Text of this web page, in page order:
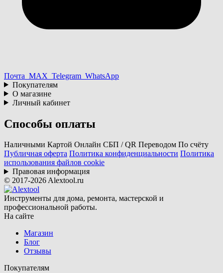
Почта MAX Telegram WhatsApp
Покупателям
О магазине
Личный кабинет
Способы оплаты
Наличными Картой Онлайн СБП / QR Переводом По счёту
Публичная оферта Политика конфиденциальности Политика
использования файлов cookie
Правовая информация
© 2017-2026 Alextool.ru
Инструменты для дома, ремонта, мастерской и
профессиональной работы.
На сайте
Магазин
Блог
Отзывы
Покупателям